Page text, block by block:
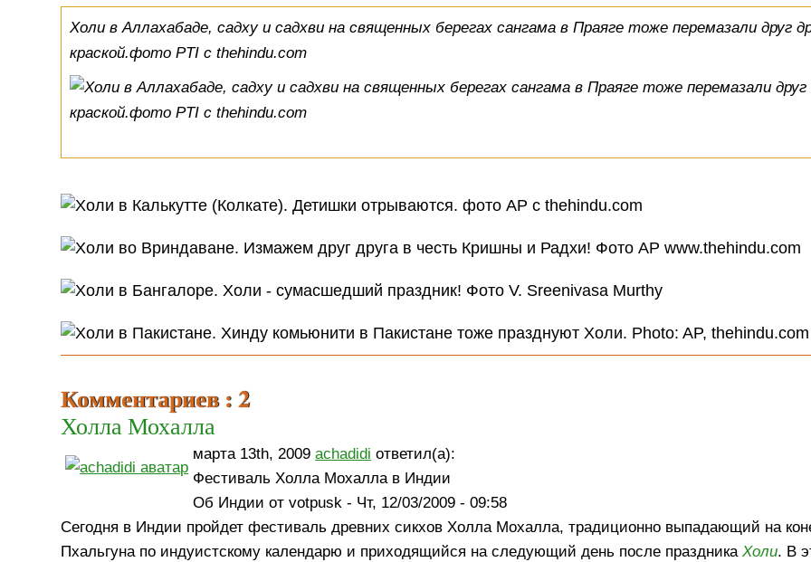
Холи в Аллахабаде, садху и садхви на священных берегах сангама в Праяге тоже перемазали друг
краской.фото PTI с thehindu.com
Комментариев : 2
Холла Мохалла
марта 13th, 2009achadidi ответил(а):
Фестиваль Холла Мохалла в Индии
Об Индии от votpusk - Чт, 12/03/2009 - 09:58
Сегодня в Индии пройдет фестиваль древних сикхов Холла Мохалла, традиционно выпадающий на
Пхальгуна по индуистскому календарю и приходящийся на следующий день после праздникаХоли. В